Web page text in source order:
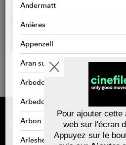
Andermatt
Anières
Appenzell
Aran sur Vilette
Arbedo
Arbedo-Castione
Arbon
Arlesheim
Sponsorisé par
À
Pour ajouter cette
web sur l'écran
Appuyez sur le